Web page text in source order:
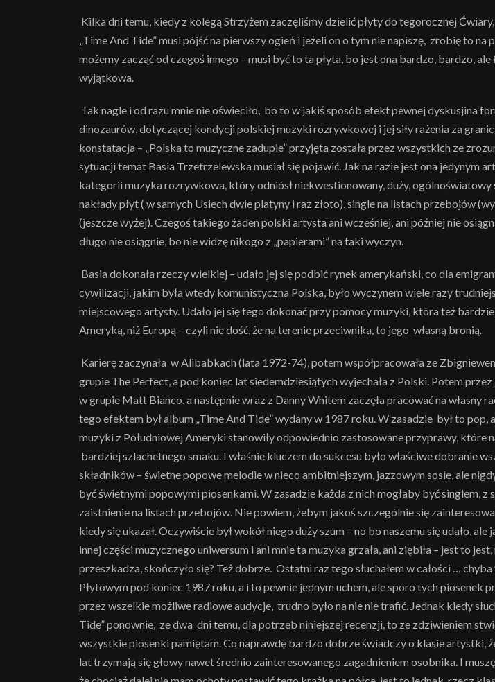
Kilka dni temu, kiedy z kolegą Strzyżem zaczęliśmy dzielić płyty do tegorocznej
„Time And Tide” musi pójść na pierwszy ogień i jeżeli on o tym nie napiszę, zrobię to na
możemy zacząć od czegoś innego – musi być to ta płyta, bo jest ona bardzo, bardzo,
wyjątkowa.
Tak nagle i od razu mnie nie oświeciło, bo to w jakiś sposób efekt pewnej dyskusjina
dinozaurów, dotyczącej kondycji polskiej muzyki rozrywkowej i jej siły rażenia za
konstatacja – „Polska to muzyczne zadupie” przyjęta została przez wszystkich ze
sytuacji temat Basia Trzetrzelewska musiał się pojawić. Jak na razie jest ona jedynym
kategorii muzyka rozrywkowa, który odniósł niekwestionowany, duży, ogólnoświatowy
nakłady płyt ( w samych Usiech dwie platyny i raz złoto), single na listach przebojów
(jeszcze wyżej). Czegoś takiego żaden polski artysta ani wcześniej, ani później nie
długo nie osiągnie, bo nie widzę nikogo z „papierami” na taki wyczyn.
Basia dokonała rzeczy wielkiej – udało jej się podbić rynek amerykański, co dla
cywilizacji, jakim była wtedy komunistyczna Polska, było wyczynem wiele razy
miejscowego artysty. Udało jej się tego dokonać przy pomocy muzyki, która też
Ameryką, niż Europą – czyli nie dość, że na terenie przeciwnika, to jego własną bronią.
Karierę zaczynała w Alibabkach (lata 1972-74), potem współpracowała ze
grupie The Perfect, a pod koniec lat siedemdziesiątych wyjechała z Polski. Potem przez
w grupie Matt Bianco, a następnie wraz z Danny Whitem zaczęła pracować na własny
tego efektem był album „Time And Tide” wydany w 1987 roku. W zasadzie był to pop,
muzyki z Południowej Ameryki stanowiły odpowiednio zastosowane przyprawy, które
bardziej szlachetnego smaku. I właśnie kluczem do sukcesu było właściwe dobranie
składników – świetne popowe melodie w nieco ambitniejszym, jazzowym sosie, ale
być świetnymi popowymi piosenkami. W zasadzie każda z nich mogłaby być singlem, z
zaistnienie na listach przebojów. Nie powiem, żebym jakoś szczególnie się
kiedy się ukazał. Oczywiście był wokół niego duży szum – no bo naszemu się udało, ale
innej części muzycznego uniwersum i ani mnie ta muzyka grzała, ani ziębiła – jest to jest,
przeszkadza, skończyło się? Też dobrze. Ostatni raz tego słuchałem w całości …
Płytowym pod koniec 1987 roku, a i to pewnie jednym uchem, ale sporo tych piosenek
przez wszelkie możliwe radiowe audycje, trudno było na nie nie trafić. Jednak kiedy
Tide” ponownie, ze dwa dni temu, dla potrzeb niniejszej recenzji, to ze zdziwieniem
wszystkie piosenki pamiętam. Co naprawdę bardzo dobrze świadczy o klasie artystki,
lat trzymają się głowy nawet średnio zainteresowanego zagadnieniem osobnika. I